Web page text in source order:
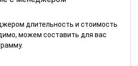
длительность и стоимость
можем составить для вас